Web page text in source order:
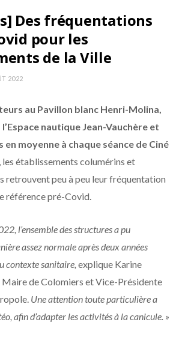
o g
Des fréquentations
pour les
de la Ville
2022
au Pavillon blanc Henri-Molina,
l’Espace nautique Jean-Vauchère et
moyenne à chaque séance de Ciné
, les établissements columérins et
retrouvent peu à peu leur fréquentation
référence pré-Covid.
l’ensemble des structures a pu
assez normale après deux années
contexte sanitaire, explique Karine
de Colomiers et Vice-Présidente
Une attention toute particulière a
afin d’adapter les activités à la canicule. »